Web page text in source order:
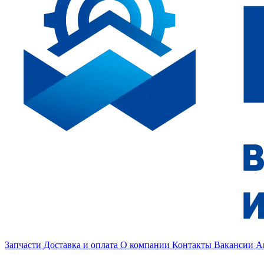
Запчасти Доставка и оплата О компании Контакты Вакансии